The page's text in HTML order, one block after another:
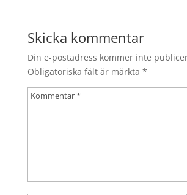
Skicka kommentar
Din e-postadress kommer inte
Obligatoriska fält är märkta *